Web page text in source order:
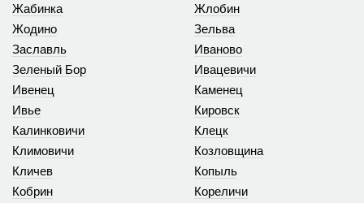
Жабинка
Жлобин
Жодино
Заславль
Зеленый Бор
Зельва
Иваново
Ивацевичи
Ивенец
Ивье
Калинковичи
Каменец
Кировск
Клецк
Климовичи
Кличев
Кобрин
Козловщина
Копыль
Кореличи